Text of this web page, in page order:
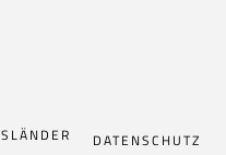
DATENSCHUTZ